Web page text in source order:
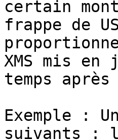
certain
frappe de
XMS mis
temps
Exemple :
suivants :